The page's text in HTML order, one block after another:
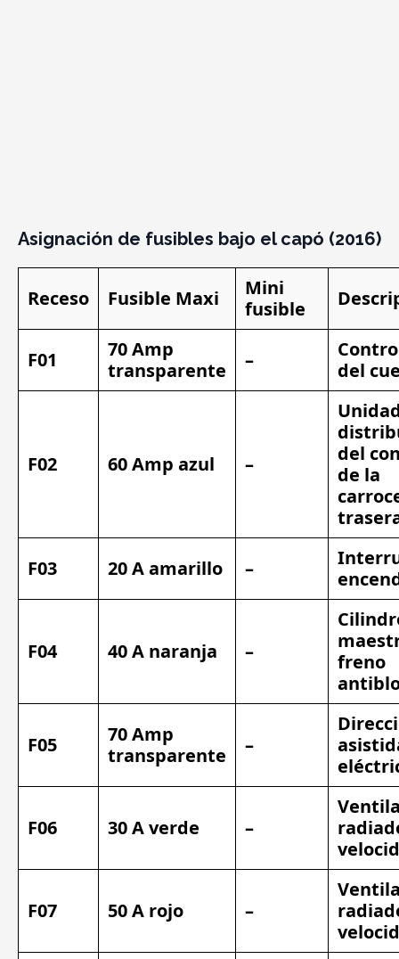
Asignación de fusibles bajo el capó (2016)
Receso Fusible Maxi
Mini
fusible
F01
70 Amp
transparente
–
del
F02 60 Amp azul –
del
de la
F03 20 A amarillo –
F04 40 A naranja –
freno
F05
70 Amp
transparente
–
F06 30 A verde –
F07 50 A rojo –